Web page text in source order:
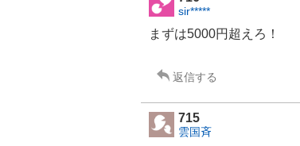
sir*****
まずは5000円超えろ！
返信する
715
雲国斉